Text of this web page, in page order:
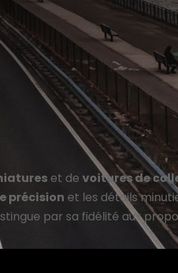
et devoitures de
précision et les détails
par sa fidélité aux